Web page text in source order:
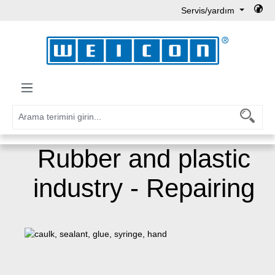
Servis/yardım
Rubber and plastic
industry - Repairing